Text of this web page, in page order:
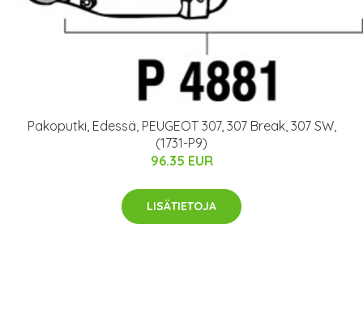
Pakoputki, Edessä, PEUGEOT 307, 307 Break, 307 SW,
(1731-P9)
96.35 EUR
LISÄTIETOJA